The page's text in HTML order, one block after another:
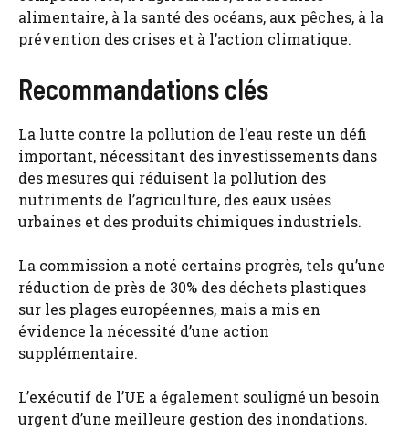
alimentaire, à la santé des océans, aux pêches, à la
prévention des crises et à l’action climatique.
Recommandations clés
La lutte contre la pollution de l’eau reste un défi
important, nécessitant des investissements dans
des mesures qui réduisent la pollution des
nutriments de l’agriculture, des eaux usées
urbaines et des produits chimiques industriels.
La commission a noté certains progrès, tels qu’une
réduction de près de 30% des déchets plastiques
sur les plages européennes, mais a mis en
évidence la nécessité d’une action
supplémentaire.
L’exécutif de l’UE a également souligné un besoin
urgent d’une meilleure gestion des inondations.